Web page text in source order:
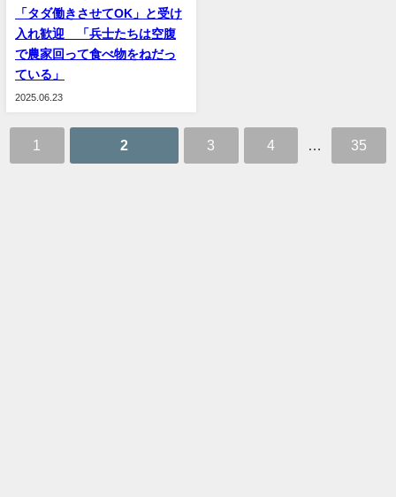
「タダ働きさせてOK」と受け
入れ歓迎 「兵士たちは空腹
で農家回って食べ物をねだっ
ている」
2025.06.23
1 2 3 4 35